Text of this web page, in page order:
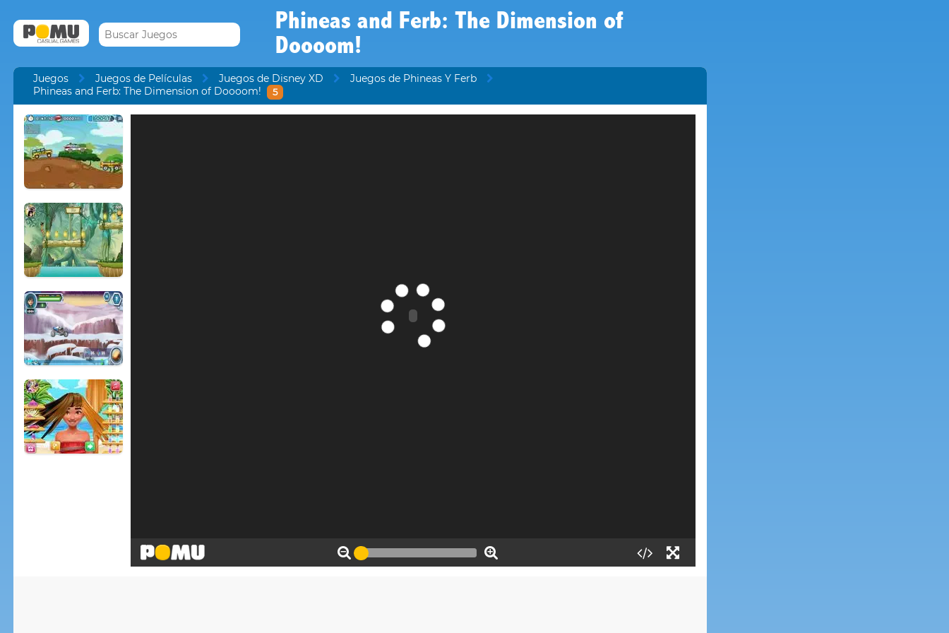
Phineas and Ferb: The Dimension of
Doooom!
Juegos Juegos de Películas Juegos de Disney XD
Juegos de Phineas Y Ferb
Phineas and Ferb: The Dimension of Doooom!
5